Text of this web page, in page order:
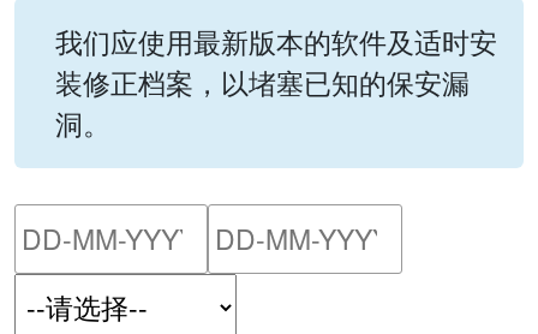
我们应使用最新版本的软件及适时安
装修正档案，以堵塞已知的保安漏
洞。
请输入搜索日期范围的开